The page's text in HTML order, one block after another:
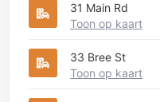
31 Main Rd
Toon op kaart
33 Bree St
Toon op kaart